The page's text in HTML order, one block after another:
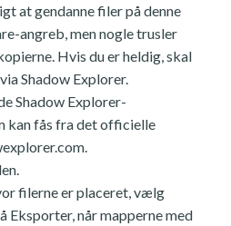
at gendanne filer på denne
angreb, men nogle trusler
Hvis du er heldig, skal
Shadow Explorer.
Shadow Explorer-
kan fås fra det officielle
filerne er placeret, vælg
Eksporter, når mapperne med